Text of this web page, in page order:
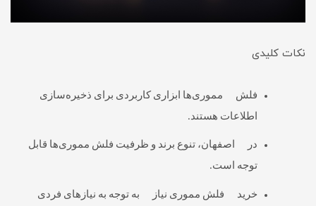
نکات کلیدی
فلش مموری‌ها ابزاری کاربردی برای ذخیره‌سازی
اطلاعات هستند.
در اصفهان، تنوع برند و ظرفیت فلش مموری‌ها قابل
توجه است.
خرید فلش مموری نیاز به توجه به نیازهای فردی